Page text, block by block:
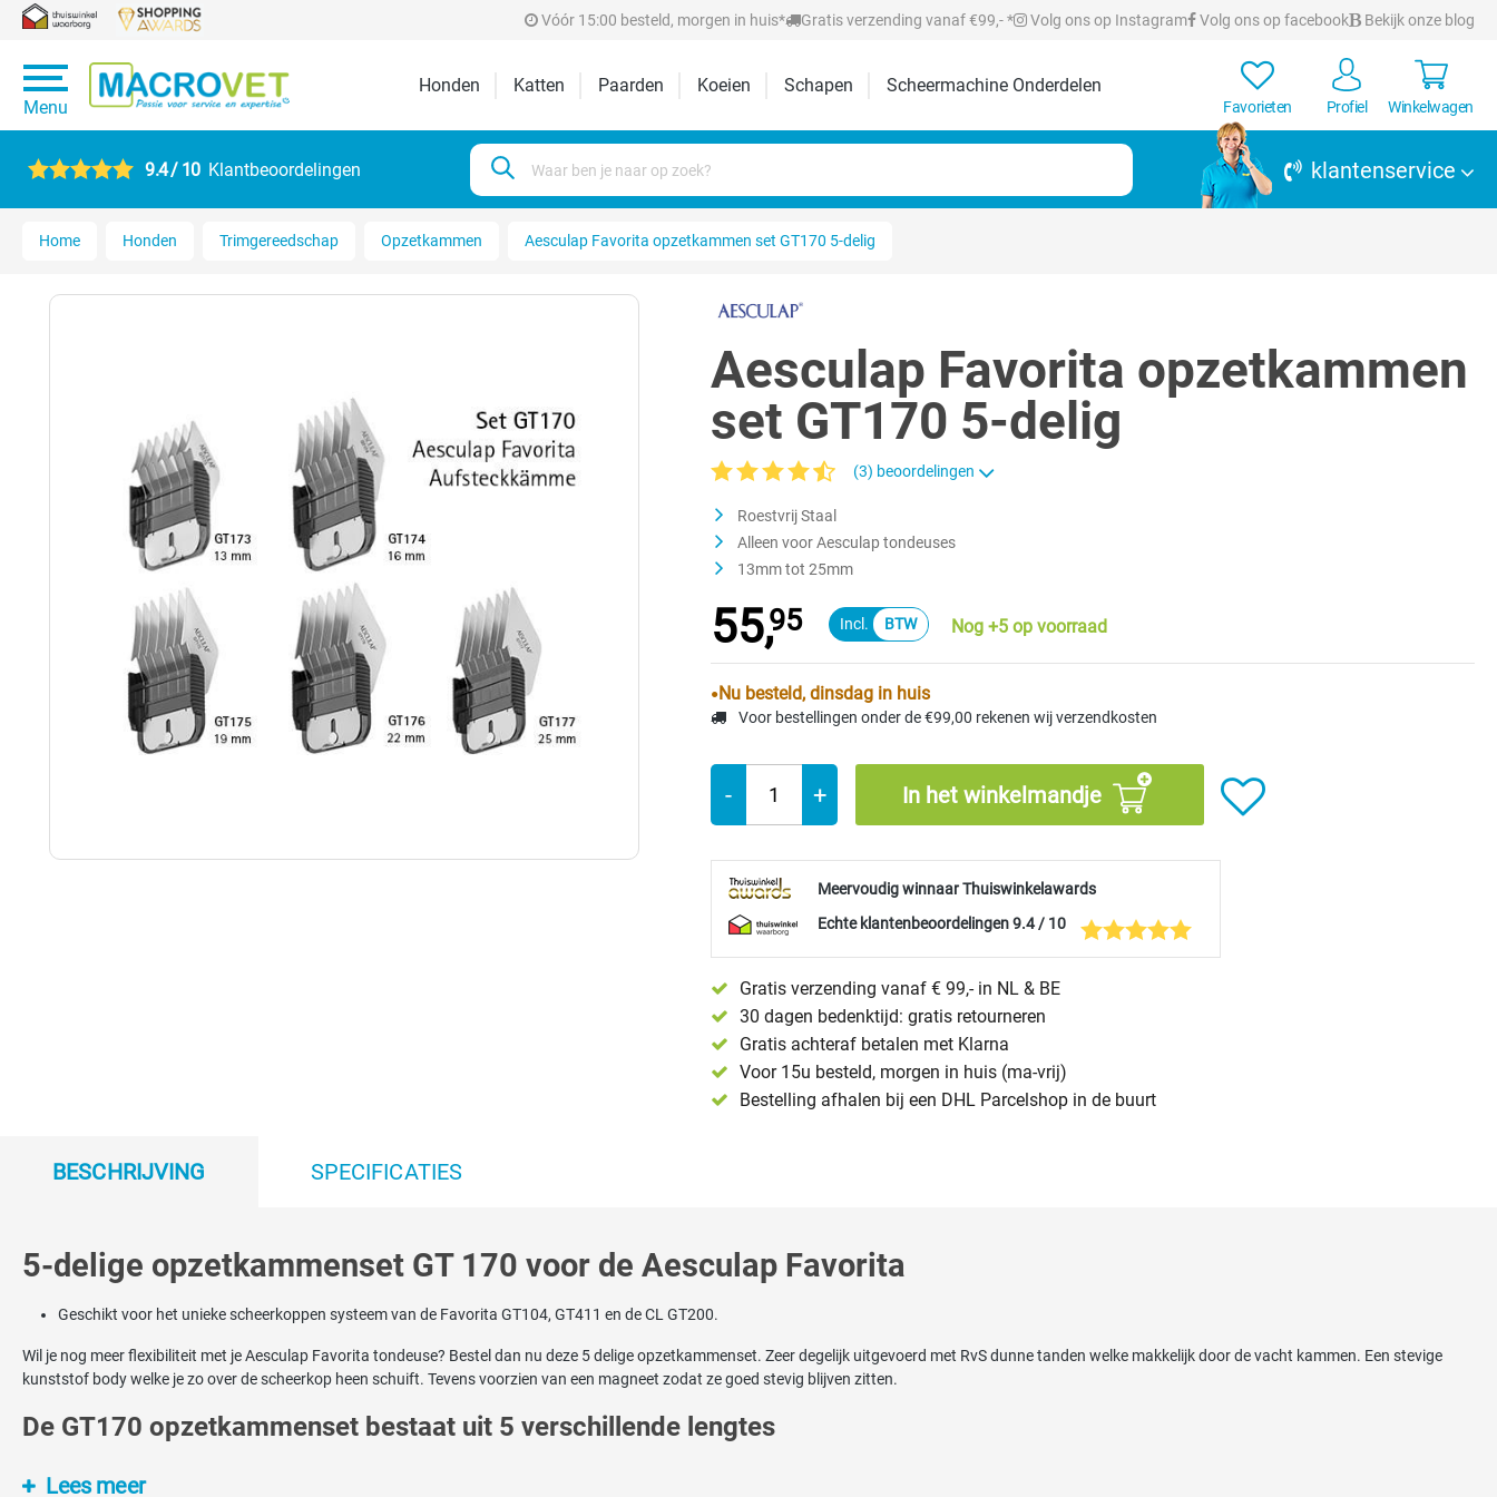
Vóór 15:00 besteld, morgen in huis* Gratis verzending vanaf €99,- * Volg ons op Instagram Volg ons op facebook Bekijk onze blog
Menu
Honden Katten Paarden Koeien Schapen Scheermachine Onderdelen
Favorieten Profiel Winkelwagen
9.4 / 10 Klantbeoordelingen klantenservice
Home Honden Trimgereedschap Opzetkammen Aesculap Favorita opzetkammen set GT170 5-delig
Aesculap Favorita opzetkammen
set GT170 5-delig
(3) beoordelingen
Roestvrij Staal
Alleen voor Aesculap tondeuses
13mm tot 25mm
55,95 Nog +5 op voorraad
Nu besteld, dinsdag in huis
Voor bestellingen onder de €99,00 rekenen wij verzendkosten
- + In het winkelmandje
Meervoudig winnaar Thuiswinkelawards
Echte klantenbeoordelingen 9.4 / 10
Gratis verzending vanaf € 99,- in NL & BE
30 dagen bedenktijd: gratis retourneren
Gratis achteraf betalen met Klarna
Voor 15u besteld, morgen in huis (ma-vrij)
Bestelling afhalen bij een DHL Parcelshop in de buurt
BESCHRIJVING SPECIFICATIES
5-delige opzetkammenset GT 170 voor de Aesculap Favorita
Geschikt voor het unieke scheerkoppen systeem van de Favorita GT104, GT411 en de CL GT200.
Wil je nog meer flexibiliteit met je Aesculap Favorita tondeuse? Bestel dan nu deze 5 delige opzetkammenset. Zeer degelijk uitgevoerd met RvS dunne tanden welke makkelijk door de vacht kammen. Een stevige
kunststof body welke je zo over de scheerkop heen schuift. Tevens voorzien van een magneet zodat ze goed stevig blijven zitten.
De GT170 opzetkammenset bestaat uit 5 verschillende lengtes
Lees meer